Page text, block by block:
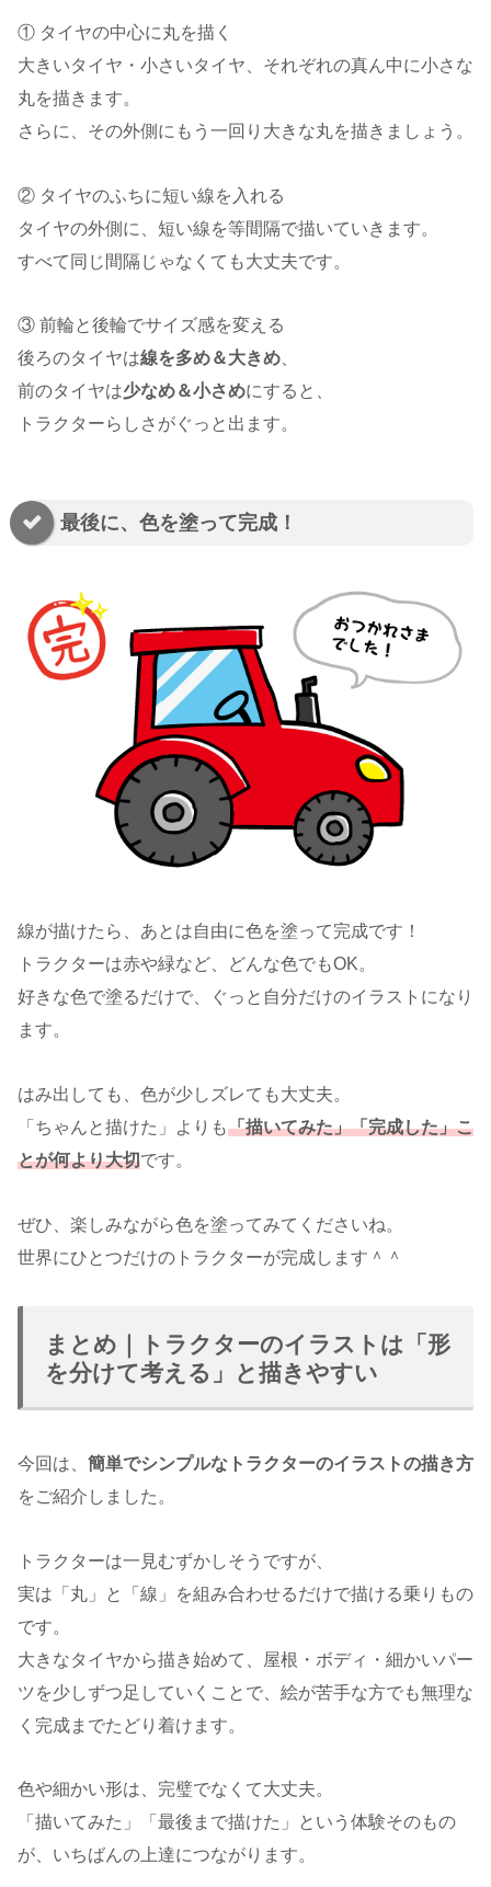
① タイヤの中心に丸を描く
大きいタイヤ・小さいタイヤ、それぞれの真ん中に小さな
丸を描きます。
さらに、その外側にもう一回り大きな丸を描きましょう。
② タイヤのふちに短い線を入れる
タイヤの外側に、短い線を等間隔で描いていきます。
すべて同じ間隔じゃなくても大丈夫です。
③ 前輪と後輪でサイズ感を変える
後ろのタイヤは線を多め＆大きめ、
前のタイヤは少なめ＆小さめにすると、
トラクターらしさがぐっと出ます。
最後に、色を塗って完成！
線が描けたら、あとは自由に色を塗って完成です！
トラクターは赤や緑など、どんな色でもOK。
好きな色で塗るだけで、ぐっと自分だけのイラストになり
ます。
はみ出しても、色が少しズレても大丈夫。
「ちゃんと描けた」よりも「描いてみた」「完成した」こ
とが何より大切です。
ぜひ、楽しみながら色を塗ってみてくださいね。
世界にひとつだけのトラクターが完成します＾＾
まとめ｜トラクターのイラストは「形
を分けて考える」と描きやすい
今回は、 簡単でシンプルなトラクターのイラストの描き方
をご紹介しました。
トラクターは一見むずかしそうですが、
実は「丸」と「線」を組み合わせるだけで描ける乗りもの
です。
大きなタイヤから描き始めて、屋根・ボディ・細かいパー
ツを少しずつ足していくことで、絵が苦手な方でも無理な
く完成までたどり着けます。
色や細かい形は、完璧でなくて大丈夫。
「描いてみた」「最後まで描けた」という体験そのもの
が、いちばんの上達につながります。